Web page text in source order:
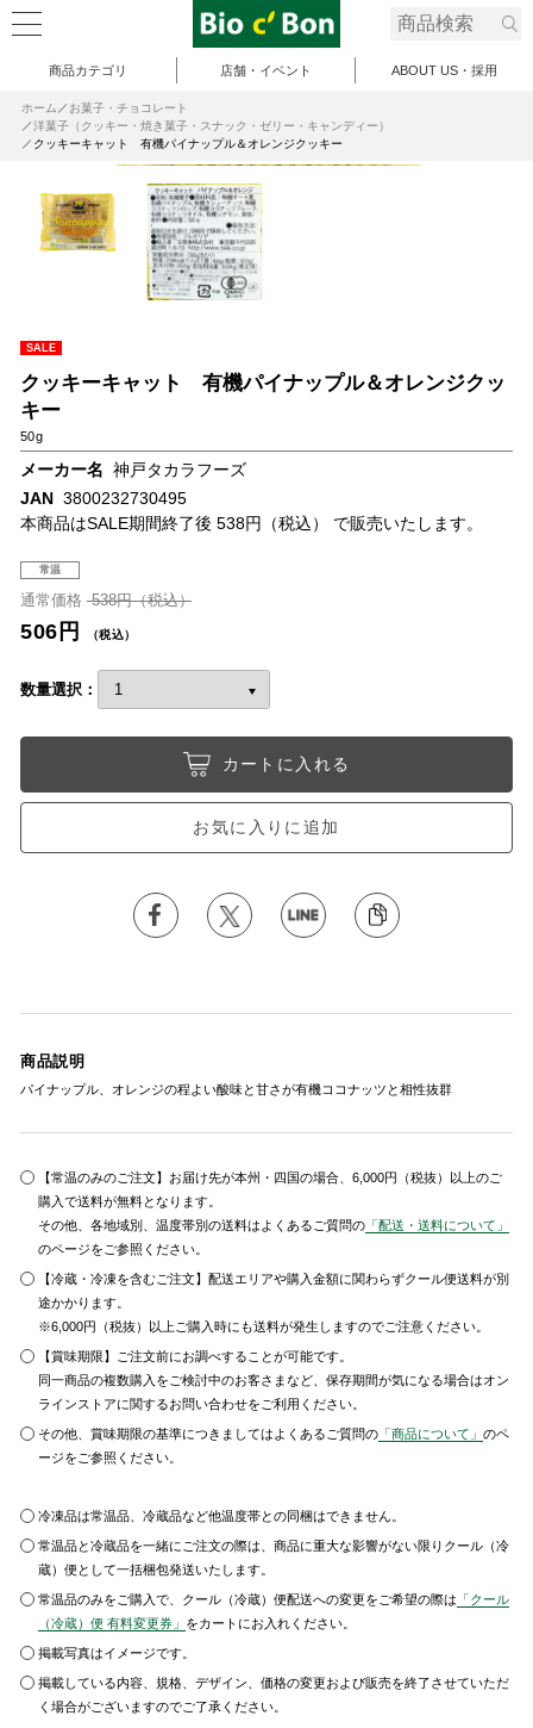
商品カテゴリ 店舗・イベント ABOUT US・採用
ホーム
お菓子・チョコレート
洋菓子（クッキー・焼き菓子・スナック・ゼリー・キャンディー）
クッキーキャット 有機パイナップル＆オレンジクッキー
SALE
クッキーキャット 有機パイナップル＆オレンジクッ
キー
50g
メーカー名 神戸タカラフーズ
JAN 3800232730495
本商品はSALE期間終了後 538円（税込） で販売いたします。
常温
通常価格 538円（税込）
506円 （税込）
数量選択：
カートに入れる
お気に入りに追加
商品説明
パイナップル、オレンジの程よい酸味と甘さが有機ココナッツと相性抜群
【常温のみのご注文】お届け先が本州・四国の場合、6,000円（税抜）以上のご
購入で送料が無料となります。
その他、各地域別、温度帯別の送料はよくあるご質問の 「配送・送料について」
のページをご参照ください。
【冷蔵・冷凍を含むご注文】配送エリアや購入金額に関わらずクール便送料が別
途かかります。
※6,000円（税抜）以上ご購入時にも送料が発生しますのでご注意ください。
【賞味期限】ご注文前にお調べすることが可能です。
同一商品の複数購入をご検討中のお客さまなど、保存期間が気になる場合はオン
ラインストアに関するお問い合わせをご利用ください。
その他、賞味期限の基準につきましてはよくあるご質問の 「商品について」のペ
ージをご参照ください。
冷凍品は常温品、冷蔵品など他温度帯との同梱はできません。
常温品と冷蔵品を一緒にご注文の際は、商品に重大な影響がない限りクール（冷
蔵）便として一括梱包発送いたします。
常温品のみをご購入で、クール（冷蔵）便配送への変更をご希望の際は 「クール
（冷蔵）便 有料変更券」 をカートにお入れください。
掲載写真はイメージです。
掲載している内容、規格、デザイン、価格の変更および販売を終了させていただ
く場合がございますのでご了承ください。